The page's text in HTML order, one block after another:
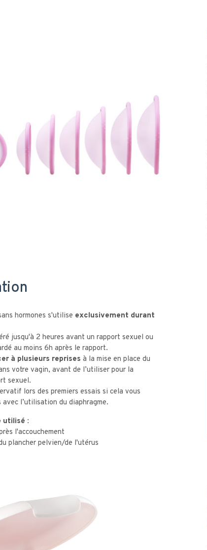
hormones s'utilise exclusivement durant
jusqu'à 2 heures avant un rapport sexuel ou
au moins 6h après le rapport.
à plusieurs reprises à la mise en place du
votre vagin, avant de l’utiliser pour la
sexuel.
lors des premiers essais si cela vous
l’utilisation du diaphragme.
utilisé :
l'accouchement
plancher pelvien/de l'utérus